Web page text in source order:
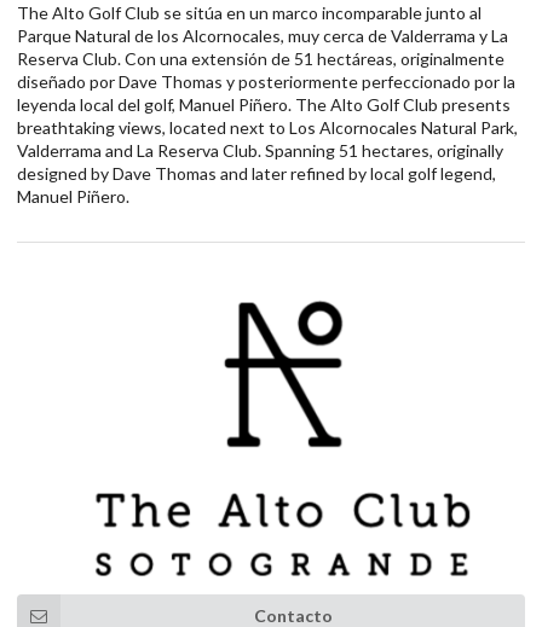
The Alto Golf Club se sitúa en un marco incomparable junto al
Parque Natural de los Alcornocales, muy cerca de Valderrama y La
Reserva Club. Con una extensión de 51 hectáreas, originalmente
diseñado por Dave Thomas y posteriormente perfeccionado por la
leyenda local del golf, Manuel Piñero. The Alto Golf Club presents
breathtaking views, located next to Los Alcornocales Natural Park,
Valderrama and La Reserva Club. Spanning 51 hectares, originally
designed by Dave Thomas and later refined by local golf legend,
Manuel Piñero.
Contacto